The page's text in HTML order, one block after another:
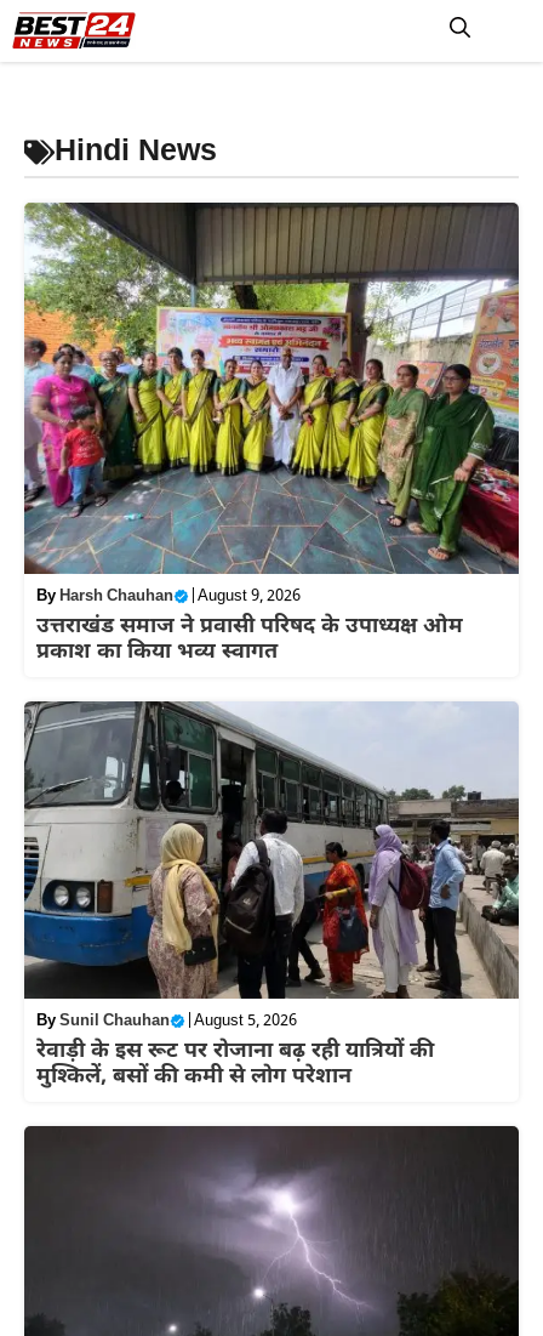
Skip
to
Hindi News
ByHarsh Chauhan August 9, 2026
उत्तराखंड समाज ने प्रवासी परिषद के उपाध्यक्ष ओम
प्रकाश का किया भव्य स्वागत
BySunil Chauhan August 5, 2026
रेवाड़ी के इस रूट पर रोजाना बढ़ रही यात्रियों की
मुश्किलें, बसों की कमी से लोग परेशान